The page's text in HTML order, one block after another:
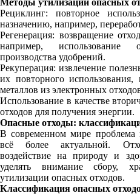
Методы утилизации опасных
Рециклинг: повторное
назначению, например,
Регенерация: возвращение
например, использование
производства удобрений.
Рекуперация: извлечение
их повторного
металлов из электронных
Использование в качестве
отходов для получения энергии.
Опасные отходы:
В современном мире проблема
всё более актуальной.
воздействие на природу и
уделять внимание сбору,
утилизации опасных отходов.
Классификация опасных